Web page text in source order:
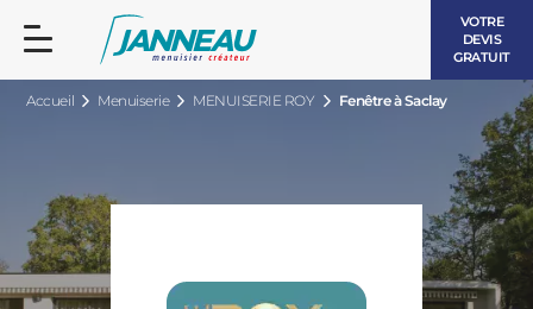
VOTRE
DEVIS
GRATUIT
Accueil Menuiserie MENUISERIE ROY Fenêtre à Saclay
FENÊTRES ET PORTES-FENÊTRES
LES CONTEMPORAINES